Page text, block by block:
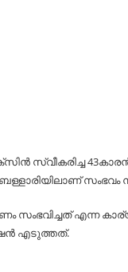
സ്വീകരിച്ച
സംഭവം
എന്ന
എടുത്തത്.